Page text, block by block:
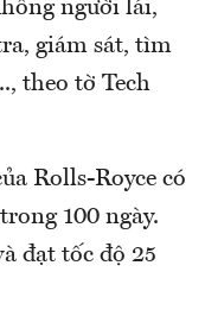
người lái,
giám sát, tìm
theo tờ Tech
Rolls-Royce có
100 ngày.
đạt tốc độ 25